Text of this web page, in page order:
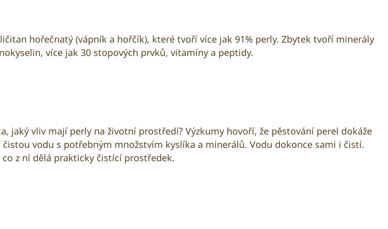
hořečnatý (vápník a hořčík), které tvoří více jak 91% perly. Zbytek tvoří minerály
více jak 30 stopových prvků, vitamíny a peptidy.
jaký vliv mají perly na životní prostředí? Výzkumy hovoří, že pěstování perel dokáže
vodu s potřebným množstvím kyslíka a minerálů. Vodu dokonce sami i čistí.
z ní dělá prakticky čistící prostředek.